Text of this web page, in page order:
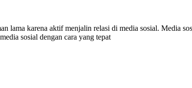
lama karena aktif menjalin relasi di media sosial. Media
sosial dengan cara yang tepat